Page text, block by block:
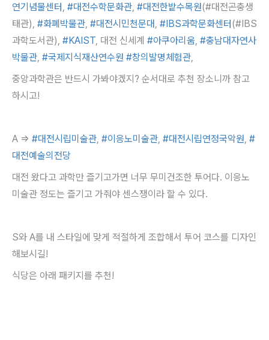
연기념물센터, #대전수학문화관, #대전한밭수목원(#대전곤충생
태관), #화폐박물관, #대전시민천문대, #IBS과학문화센터(#IBS
과학도서관), #KAIST, 대전 신세계 #아쿠아리움, #충남대자연사
박물관, #국제지식재산연수원 #창의발명체험관,
중앙과학관은 반드시 가봐야겠지? 순서대로 추천 장소니까 참고
하시고!
A => #대전시립미술관, #이응노미술관, #대전시립연정국악원, #
대전예술의전당
대전 왔다고 과학만 즐기고가면 너무 무미건조한 투어다. 이응노
미술관 정도는 즐기고 가줘야 센스쟁이라 할 수 있다.
S와 A를 내 스타일에 맞게 적절하게 조합해서 투어 코스를 디자인
해보시길!
식당은 아래 패키지를 추천!